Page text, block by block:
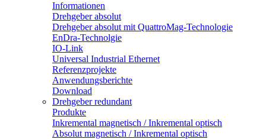
Informationen
Drehgeber absolut
Drehgeber absolut mit QuattroMag-Technologie
EnDra-Technolgie
IO-Link
Universal Industrial Ethernet
Referenzprojekte
Anwendungsberichte
Download
Drehgeber redundant
Produkte
Inkremental magnetisch / Inkremental optisch
Absolut magnetisch / Inkremental optisch